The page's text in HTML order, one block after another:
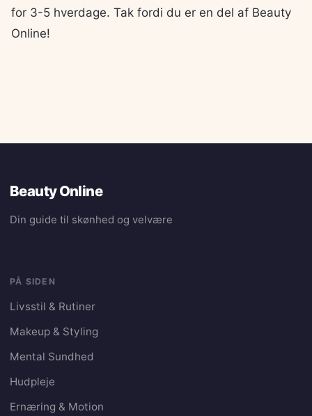
for 3-5 hverdage. Tak fordi du er en del af Beauty
Online!
Beauty Online
Din guide til skønhed og velvære
PÅ SIDEN
Livsstil & Rutiner
Makeup & Styling
Mental Sundhed
Hudpleje
Ernæring & Motion